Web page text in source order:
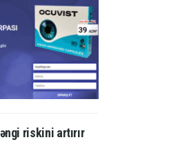
riskini artırır